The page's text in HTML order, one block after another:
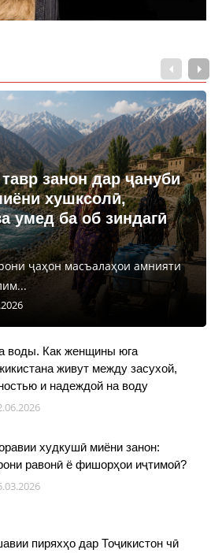
занон дар ҷануби
хушксолӣ,
умед ба об зиндагӣ
ҷаҳон масъалаҳои амнияти
воды. Как женщины юга
живут между засухой,
и надеждой на воду
худкушӣ миёни занон:
равонӣ ё фишорҳои иҷтимоӣ?
пиряхҳо дар Тоҷикистон чӣ